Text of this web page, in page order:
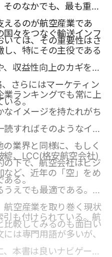
のなかでも、最も重要
えるのが航空産業であ
いては、その重要性はさ
々をつなぐ輸送インフ
、特にその主役である
収益性向上のカギを握
さらにはマーケティン
る。
ランキングでも常に上
イメージを持たれがち
すればそのようなイメ
業界と同様に、もしく
の下で、航空会社はビジ
ある。
綻、LCC(格安航空会社)
ど、近年の「空」をめ
えでも最適である。ビ
航空産業を取り巻く現状
比較してみるのも面白い
引も付けられている。航
は専門用語が多いが、
本書は良いナビゲーシ